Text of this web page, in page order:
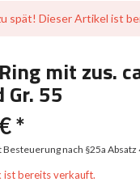
spät! Dieser Artikel ist
mit zus.
Gr. 55
*
nach §25a Absatz
ist bereits verkauft.